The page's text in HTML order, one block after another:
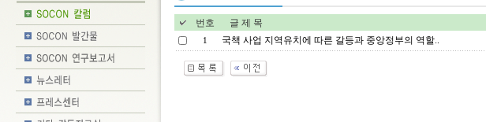
번호 글 제 목
1 국책 사업 지역유치에 따른 갈등과 중앙정부의 역할..